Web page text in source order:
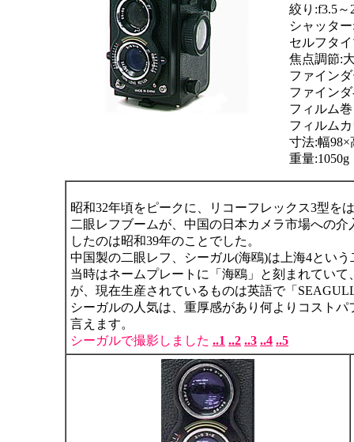
絞り:f3.5～
シャッタ
セルフタ
焦点調節:
ファイン
ファイン
フィルム
フィルム
寸法:幅98×
重量:1050g
昭和32年頃をピークに、リコーフレックス3型を
二眼レフブームが、中国の日本カメラ市場への
したのは昭和39年のことでした。
中国製の二眼レフ、シーガル(海鴎)は上海4とい
当時はネームプレートに「海鴎」と刻まれてい
が、現在生産されているものは英語で「
シーガルの人気は、重厚感があり何よりコスト
言えます。
シーガルで撮影しました ..1 ..2 ..3 ..4 ..5